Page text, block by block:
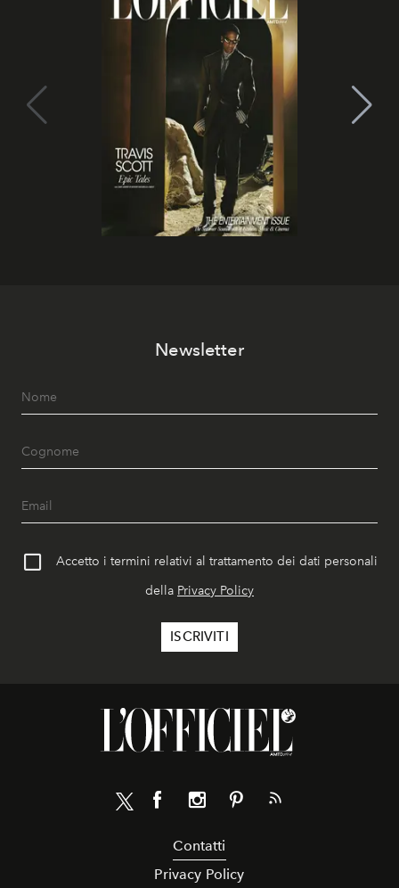
Newsletter
Accetto i termini relativi al trattamento dei dati personali
della Privacy Policy
Contatti
Privacy Policy